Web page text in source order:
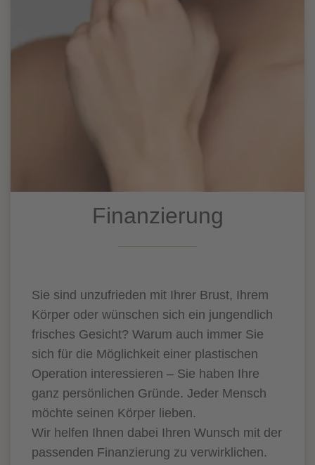
Finanzierung
Sie sind unzufrieden mit Ihrer Brust, Ihrem
Körper oder wünschen sich ein jungendlich
frisches Gesicht? Warum auch immer Sie
sich für die Möglichkeit einer plastischen
Operation interessieren – Sie haben Ihre
ganz persönlichen Gründe. Jeder Mensch
möchte seinen Körper lieben.
Wir helfen Ihnen dabei Ihren Wunsch mit der
passenden Finanzierung zu verwirklichen.